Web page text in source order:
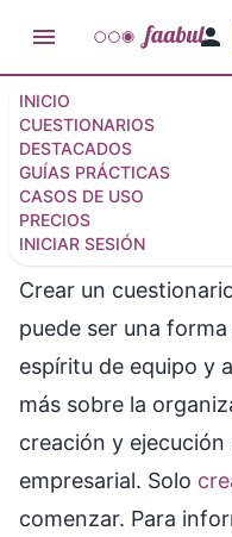
INICIO
CUESTIONARIOS
DESTACADOS
GUÍAS PRÁCTICAS
CASOS DE USO
PRECIOS
INICIAR SESIÓN
Casos de Uso Cómo
Cómo Crear un
Empresas
Crear un
puede ser una
espíritu de equipo y
más sobre la
creación y
empresarial. Solo
comenzar. Para